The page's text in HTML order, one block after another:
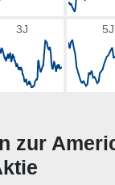
3J 5J
zur